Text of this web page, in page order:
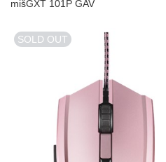
mišGXT 101P GAV
SOLD OUT